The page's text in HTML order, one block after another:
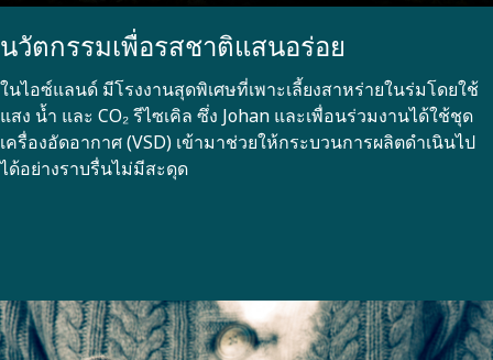
นวัตกรรมเพื่อรสชาติแสนอร่อย
ในไอซ์แลนด์ มีโรงงานสุดพิเศษที่เพาะเลี้ยงสาหร่ายในร่มโดยใช้
แสง น้ำ และ CO₂ รีไซเคิล ซึ่ง Johan และเพื่อนร่วมงานได้ใช้ชุด
เครื่องอัดอากาศ (VSD) เข้ามาช่วยให้กระบวนการผลิตดำเนินไป
ได้อย่างราบรื่นไม่มีสะดุด